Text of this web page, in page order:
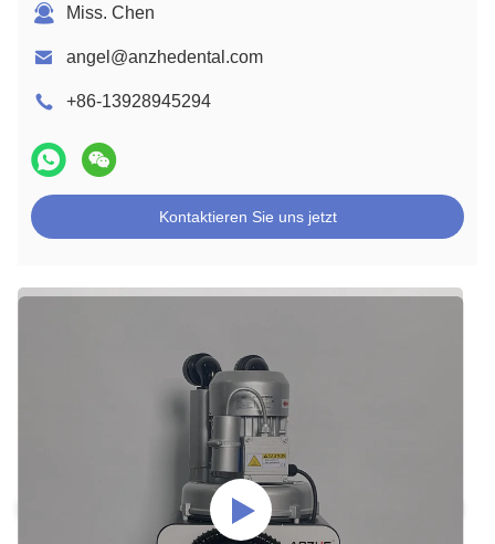
Miss. Chen
angel@anzhedental.com
+86-13928945294
Kontaktieren Sie uns jetzt